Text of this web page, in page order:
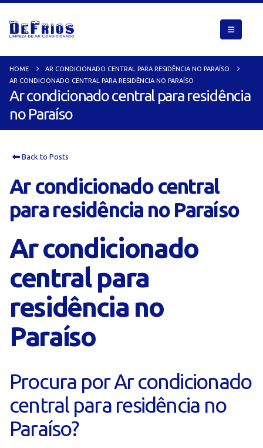
HOME
AR CONDICIONADO CENTRAL PARA RESIDÊNCIA NO PARAÍSO
AR CONDICIONADO CENTRAL PARA RESIDÊNCIA NO PARAÍSO
Ar condicionado central para residência
no Paraíso
Back to Posts
Ar condicionado central
para residência no Paraíso
Ar condicionado
central para
residência no
Paraíso
Procura por Ar condicionado
central para residência no
Paraíso?